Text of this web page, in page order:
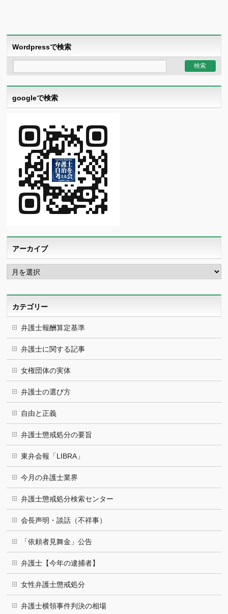
Wordpressで検索
googleで検索
アーカイブ
ア
ー
カ
カテゴリー
弁護士報酬算定基準
弁護士に関する記事
女権団体の実体
弁護士の選び方
自由と正義
弁護士懲戒処分の要旨
東弁会報「LIBRA」
今月の弁護士業界
弁護士懲戒処分検索センター
会長声明・談話（不祥事）
「依頼者見舞金」公告
弁護士【今年の逮捕者】
女性弁護士懲戒処分
弁護士横領事件判決の相場